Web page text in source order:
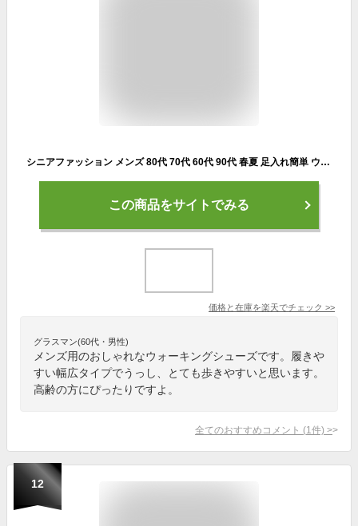
シニアファッション メンズ 80代 70代 60代 90代 春夏 足入れ簡単 ウォーキングシューズ 4E 2色組 おじいちゃん 歩きやすい靴 男性 祖父 お年寄り 老人 高齢者
この商品をサイトでみる
価格と在庫を楽天でチェック >>
グラスマン(60代・男性)
メンズ用のおしゃれなウォーキングシューズです。履きや
すい幅広タイプでうっし、とても歩きやすいと思います。
高齢の方にぴったりですよ。
全てのおすすめコメント (1 件) >
12